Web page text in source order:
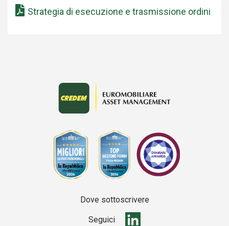
Strategia di esecuzione e trasmissione ordini
Dove sottoscrivere
Seguici